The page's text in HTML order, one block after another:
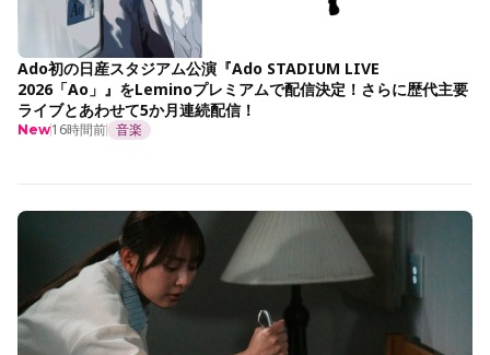
Ado初の日産スタジアム公演『Ado STADIUM LIVE
2026「Ao」』をLeminoプレミアムで配信決定！さらに歴代主要
ライブとあわせて5か月連続配信！
New16時間前 音楽